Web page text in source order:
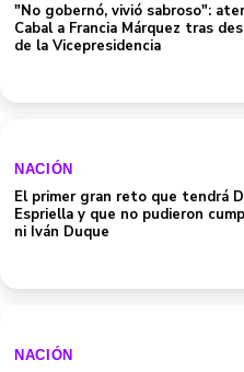
"No gobernó, vivió sabroso":
Cabal a Francia Márquez tras
de la Vicepresidencia
NACIÓN
El primer gran reto que tendrá
Espriella y que no pudieron
ni Iván Duque
NACIÓN